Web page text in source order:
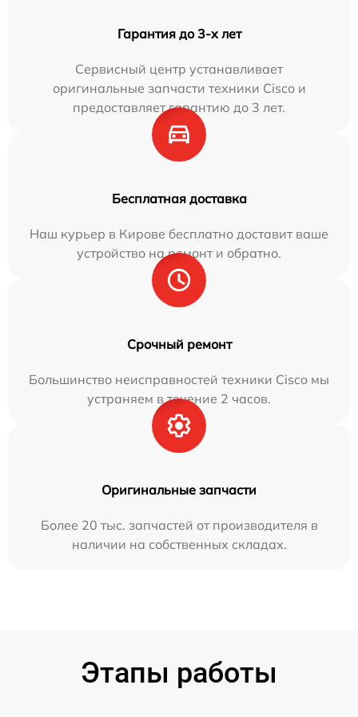
Гарантия до 3-х лет
Сервисный центр устанавливает
оригинальные запчасти техники Cisco и
предоставляет гарантию до 3 лет.
Бесплатная доставка
Наш курьер в Кирове бесплатно доставит ваше
устройство на ремонт и обратно.
Срочный ремонт
Большинство неисправностей техники Cisco мы
устраняем в течение 2 часов.
Оригинальные запчасти
Более 20 тыс. запчастей от производителя в
наличии на собственных складах.
Этапы работы